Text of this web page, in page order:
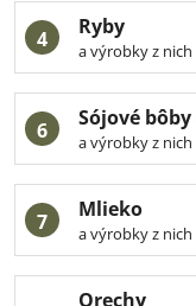
4 Ryby
a výrobky z nich
6 Sójové bôby
a výrobky z nich
7 Mlieko
a výrobky z nich
Orechy